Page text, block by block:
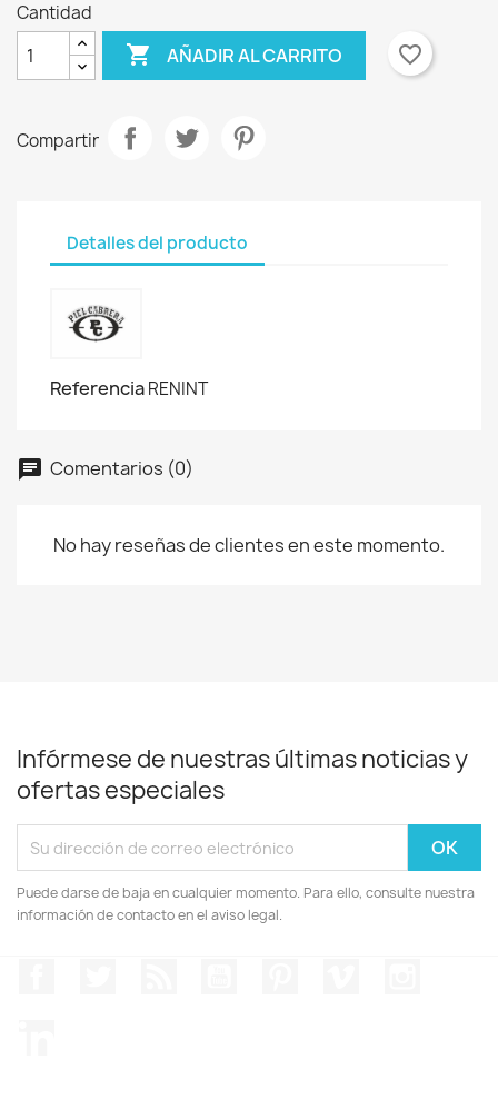
Cantidad
 AÑADIR AL CARRITO favorite_border
Compartir
Detalles del producto
ReferenciaRENINT
Comentarios (0)
No hay reseñas de clientes en este momento.
Infórmese de nuestras últimas noticias y
ofertas especiales
Puede darse de baja en cualquier momento. Para ello, consulte nuestra
información de contacto en el aviso legal.